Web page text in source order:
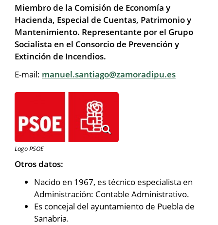
Miembro de la Comisión de Economía y
Hacienda, Especial de Cuentas, Patrimonio y
Mantenimiento. Representante por el Grupo
Socialista en el Consorcio de Prevención y
Extinción de Incendios.
E-mail: manuel.santiago@zamoradipu.es
Logo PSOE
Otros datos:
Nacido en 1967, es técnico especialista en
Administración: Contable Administrativo.
Es concejal del ayuntamiento de Puebla de
Sanabria.